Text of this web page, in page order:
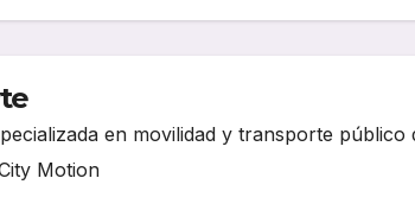
en movilidad y transporte público
Motion